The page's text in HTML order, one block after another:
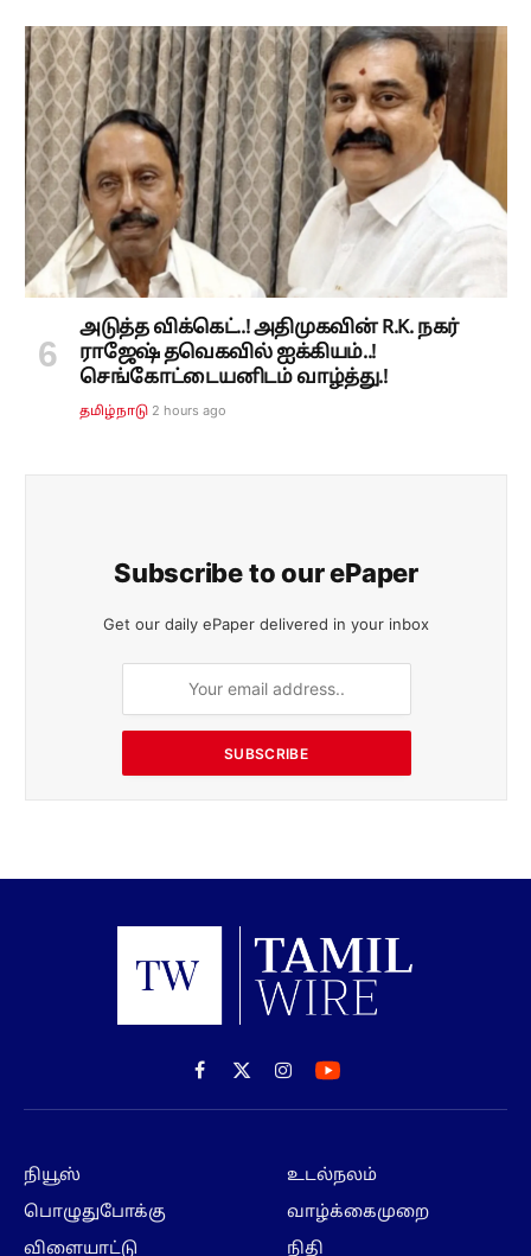
அடுத்த விக்கெட்..! அதிமுகவின் R.K. நகர்
ராஜேஷ் தவெகவில் ஐக்கியம்..!
செங்கோட்டையனிடம் வாழ்த்து.!
தமிழ்நாடு 2 hours ago
Subscribe to our ePaper
Get our daily ePaper delivered in your inbox
SUBSCRIBE
Facebook
X
(Twitter)
Instagram
நியூஸ்
பொழுதுபோக்கு
விளையாட்டு
உடல்நலம்
வாழ்க்கைமுறை
நிதி